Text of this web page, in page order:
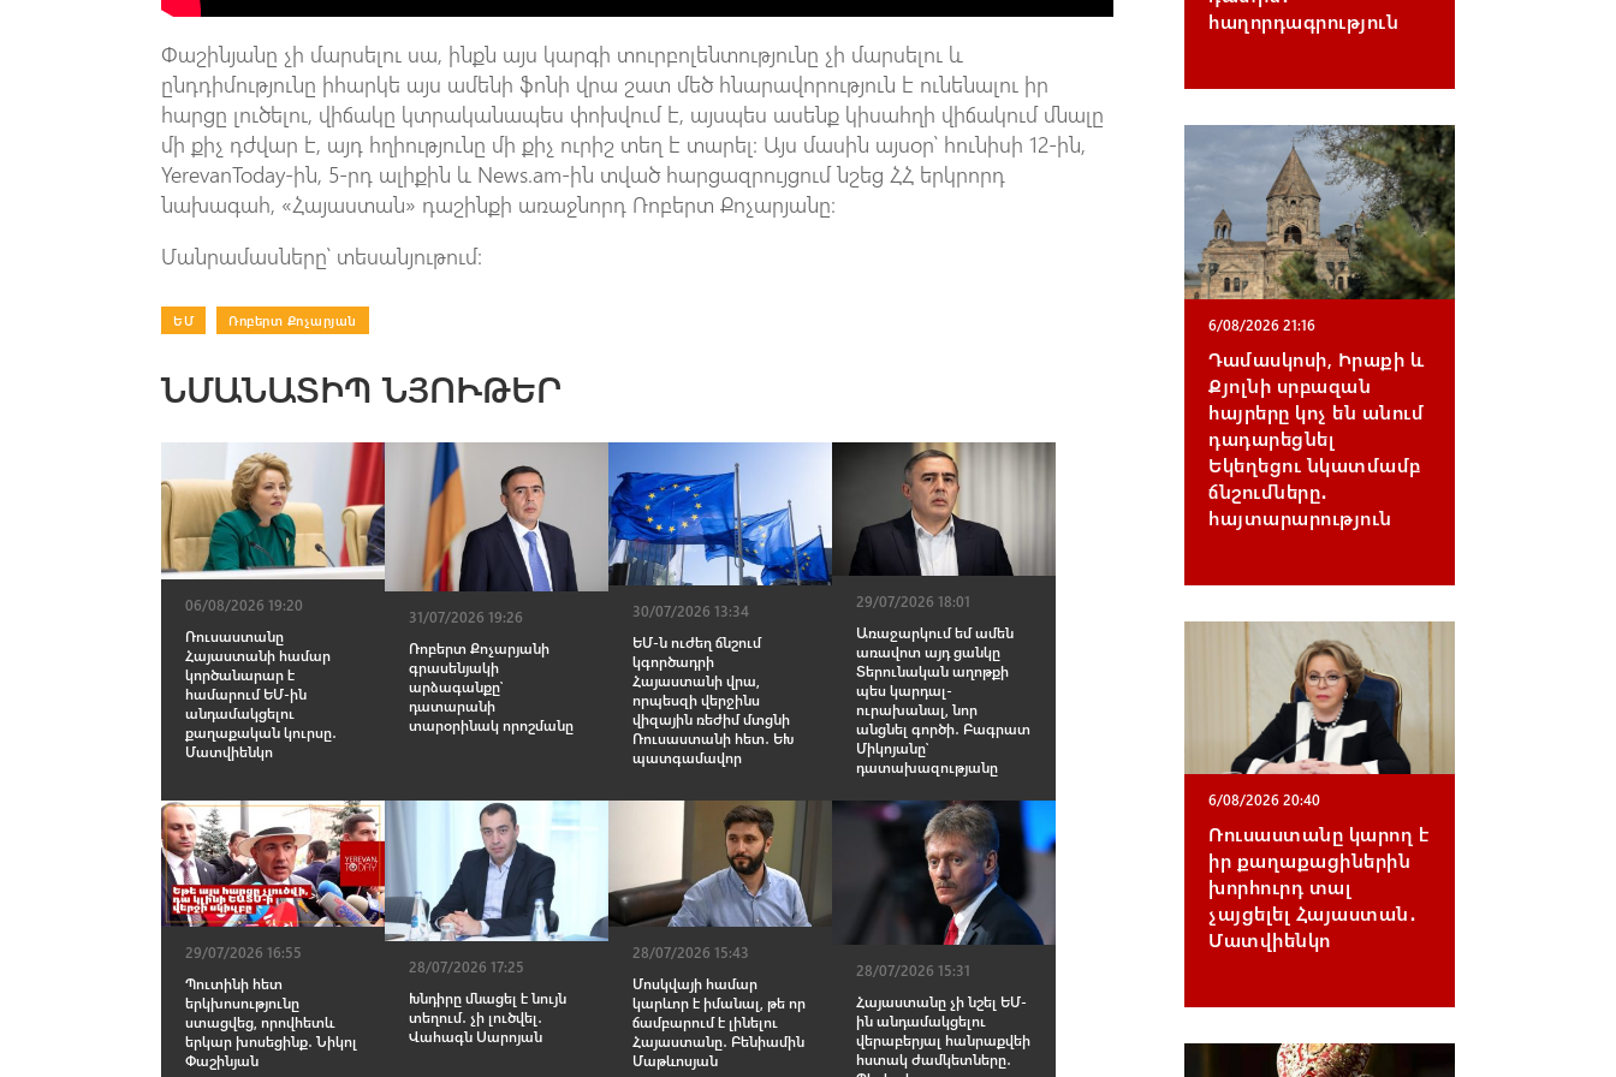
Փաշինյանը չի մարսելու սա, ինքն այս կարգի տուրբոլենտությունը չի մարսելու և
ընդդիմությունը իհարկե այս ամենի ֆոնի վրա շատ մեծ հնարավորություն է ունենալու իր
հարցը լուծելու, վիճակը կտրականապես փոխվում է, այսպես ասենք կիսահղի վիճակում մնալը
մի քիչ դժվար է, այդ հղիությունը մի քիչ ուրիշ տեղ է տարել: Այս մասին այսօր՝ հունիսի 12-ին,
YerevanToday-ին, 5-րդ ալիքին և News.am-ին տված հարցազրույցում նշեց ՀՀ երկրորդ
նախագահ, «Հայաստան» դաշինքի առաջնորդ Ռոբերտ Քոչարյանը։
Մանրամասները՝ տեսանյութում։
ԵՄ Ռոբերտ Քոչարյան
ՆՄԱՆԱՏԻՊ ՆՅՈՒԹԵՐ
06/08/2026 19:20
Ռուսաստանը
Հայաստանի համար
կործանարար է
համարում ԵՄ-ին
անդամակցելու
քաղաքական կուրսը․
Մատվիենկո
31/07/2026 19:26
Ռոբերտ Քոչարյանի
գրասենյակի
արձագանքը՝
դատարանի
տարօրինակ որոշմանը
30/07/2026 13:34
ԵՄ-ն ուժեղ ճնշում
կգործադրի
Հայաստանի վրա,
որպեսզի վերջինս
վիզային ռեժիմ մտցնի
Ռուսաստանի հետ․ ԵԽ
պատգամավոր
29/07/2026 18:01
Առաջարկում եմ ամեն
առավոտ այդ ցանկը
Տերունական աղոթքի
պես կարդալ-
ուրախանալ, նոր
անցնել գործի․ Բագրատ
Միկոյանը՝
դատախազությանը
29/07/2026 16:55
Պուտինի հետ
երկխոսությունը
ստացվեց, որովհետև
երկար խոսեցինք․ Նիկոլ
Փաշինյան
28/07/2026 17:25
Խնդիրը մնացել է նույն
տեղում․ չի լուծվել․
Վահագն Սարոյան
28/07/2026 15:43
Մոսկվայի համար
կարևոր է իմանալ, թե որ
ճամբարում է լինելու
Հայաստանը․ Բենիամին
Մաթևոսյան
28/07/2026 15:31
Հայաստանը չի նշել ԵՄ-
ին անդամակցելու
վերաբերյալ հանրաքվեի
հստակ ժամկետները․
հաղորդագրություն
6/08/2026 21:16
Դամասկոսի, Իրաքի և
Քյոլնի սրբազան
հայրերը կոչ են անում
դադարեցնել
Եկեղեցու նկատմամբ
ճնշումները․
հայտարարություն
6/08/2026 20:40
Ռուսաստանը կարող է
իր քաղաքացիներին
խորհուրդ տալ
չայցելել Հայաստան․
Մատվիենկո